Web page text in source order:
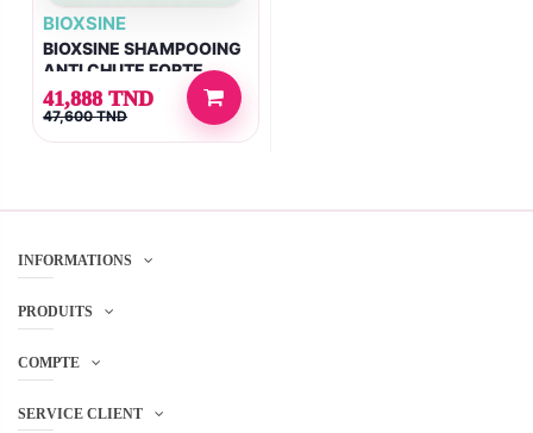
BIOXSINE
BIOXSINE SHAMPOOING
ANTI CHUTE FORTE
TOUS TYPES DE
CHEVEUX 300ML
41,888 TND
47,600 TND
INFORMATIONS
PRODUITS
COMPTE
SERVICE CLIENT